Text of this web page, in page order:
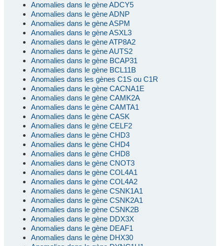
Anomalies dans le gène ADCY5
Anomalies dans le gène ADNP
Anomalies dans le gène ASPM
Anomalies dans le gène ASXL3
Anomalies dans le gène ATP8A2
Anomalies dans le gène AUTS2
Anomalies dans le gène BCAP31
Anomalies dans le gène BCL11B
Anomalies dans les gènes C1S ou C1R
Anomalies dans le gène CACNA1E
Anomalies dans le gène CAMK2A
Anomalies dans le gène CAMTA1
Anomalies dans le gène CASK
Anomalies dans le gène CELF2
Anomalies dans le gène CHD3
Anomalies dans le gène CHD4
Anomalies dans le gène CHD8
Anomalies dans le gène CNOT3
Anomalies dans le gène COL4A1
Anomalies dans le gène COL4A2
Anomalies dans le gène CSNK1A1
Anomalies dans le gène CSNK2A1
Anomalies dans le gène CSNK2B
Anomalies dans le gène DDX3X
Anomalies dans le gène DEAF1
Anomalies dans le gène DHX30